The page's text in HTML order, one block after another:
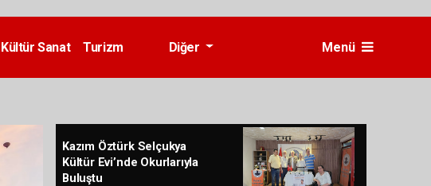
Kültür Sanat
Turizm
Diğer Menü
Kazım Öztürk Selçukya
Kültür Evi’nde Okurlarıyla
Buluştu